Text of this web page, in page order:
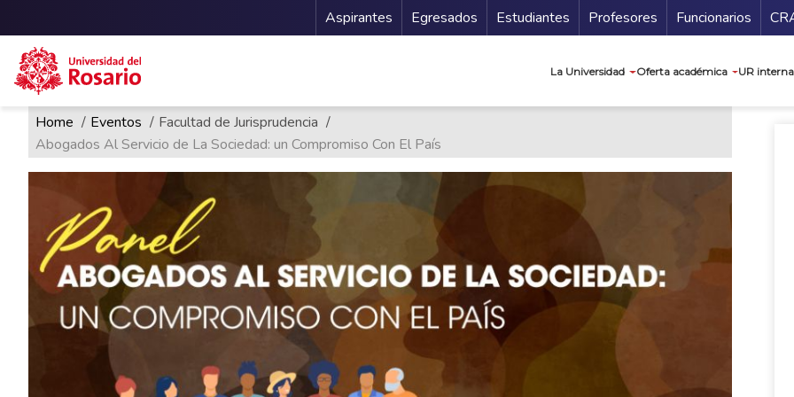
Pasar al contenido principal
Menu Secundario
Aspirantes Egresados Estudiantes Profesores Funcionarios
La Universidad Oferta académica UR
Ruta de navegación
Home Eventos
Facultad de Jurisprudencia
Abogados Al Servicio de La Sociedad: un Compromiso Con El País